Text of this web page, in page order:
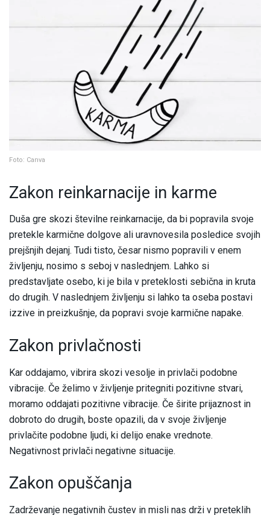
Foto: Canva
Zakon reinkarnacije in karme
Duša gre skozi številne reinkarnacije, da bi popravila svoje
pretekle karmične dolgove ali uravnovesila posledice svojih
prejšnjih dejanj. Tudi tisto, česar nismo popravili v enem
življenju, nosimo s seboj v naslednjem. Lahko si
predstavljate osebo, ki je bila v preteklosti sebična in kruta
do drugih. V naslednjem življenju si lahko ta oseba postavi
izzive in preizkušnje, da popravi svoje karmične napake.
Zakon privlačnosti
Kar oddajamo, vibrira skozi vesolje in privlači podobne
vibracije. Če želimo v življenje pritegniti pozitivne stvari,
moramo oddajati pozitivne vibracije. Če širite prijaznost in
dobroto do drugih, boste opazili, da v svoje življenje
privlačite podobne ljudi, ki delijo enake vrednote.
Negativnost privlači negativne situacije.
Zakon opuščanja
Zadrževanje negativnih čustev in misli nas drži v preteklih